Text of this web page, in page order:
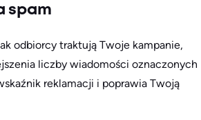
spam
odbiorcy traktują Twoje kampanie,
liczby wiadomości oznaczonych
reklamacji i poprawia Twoją